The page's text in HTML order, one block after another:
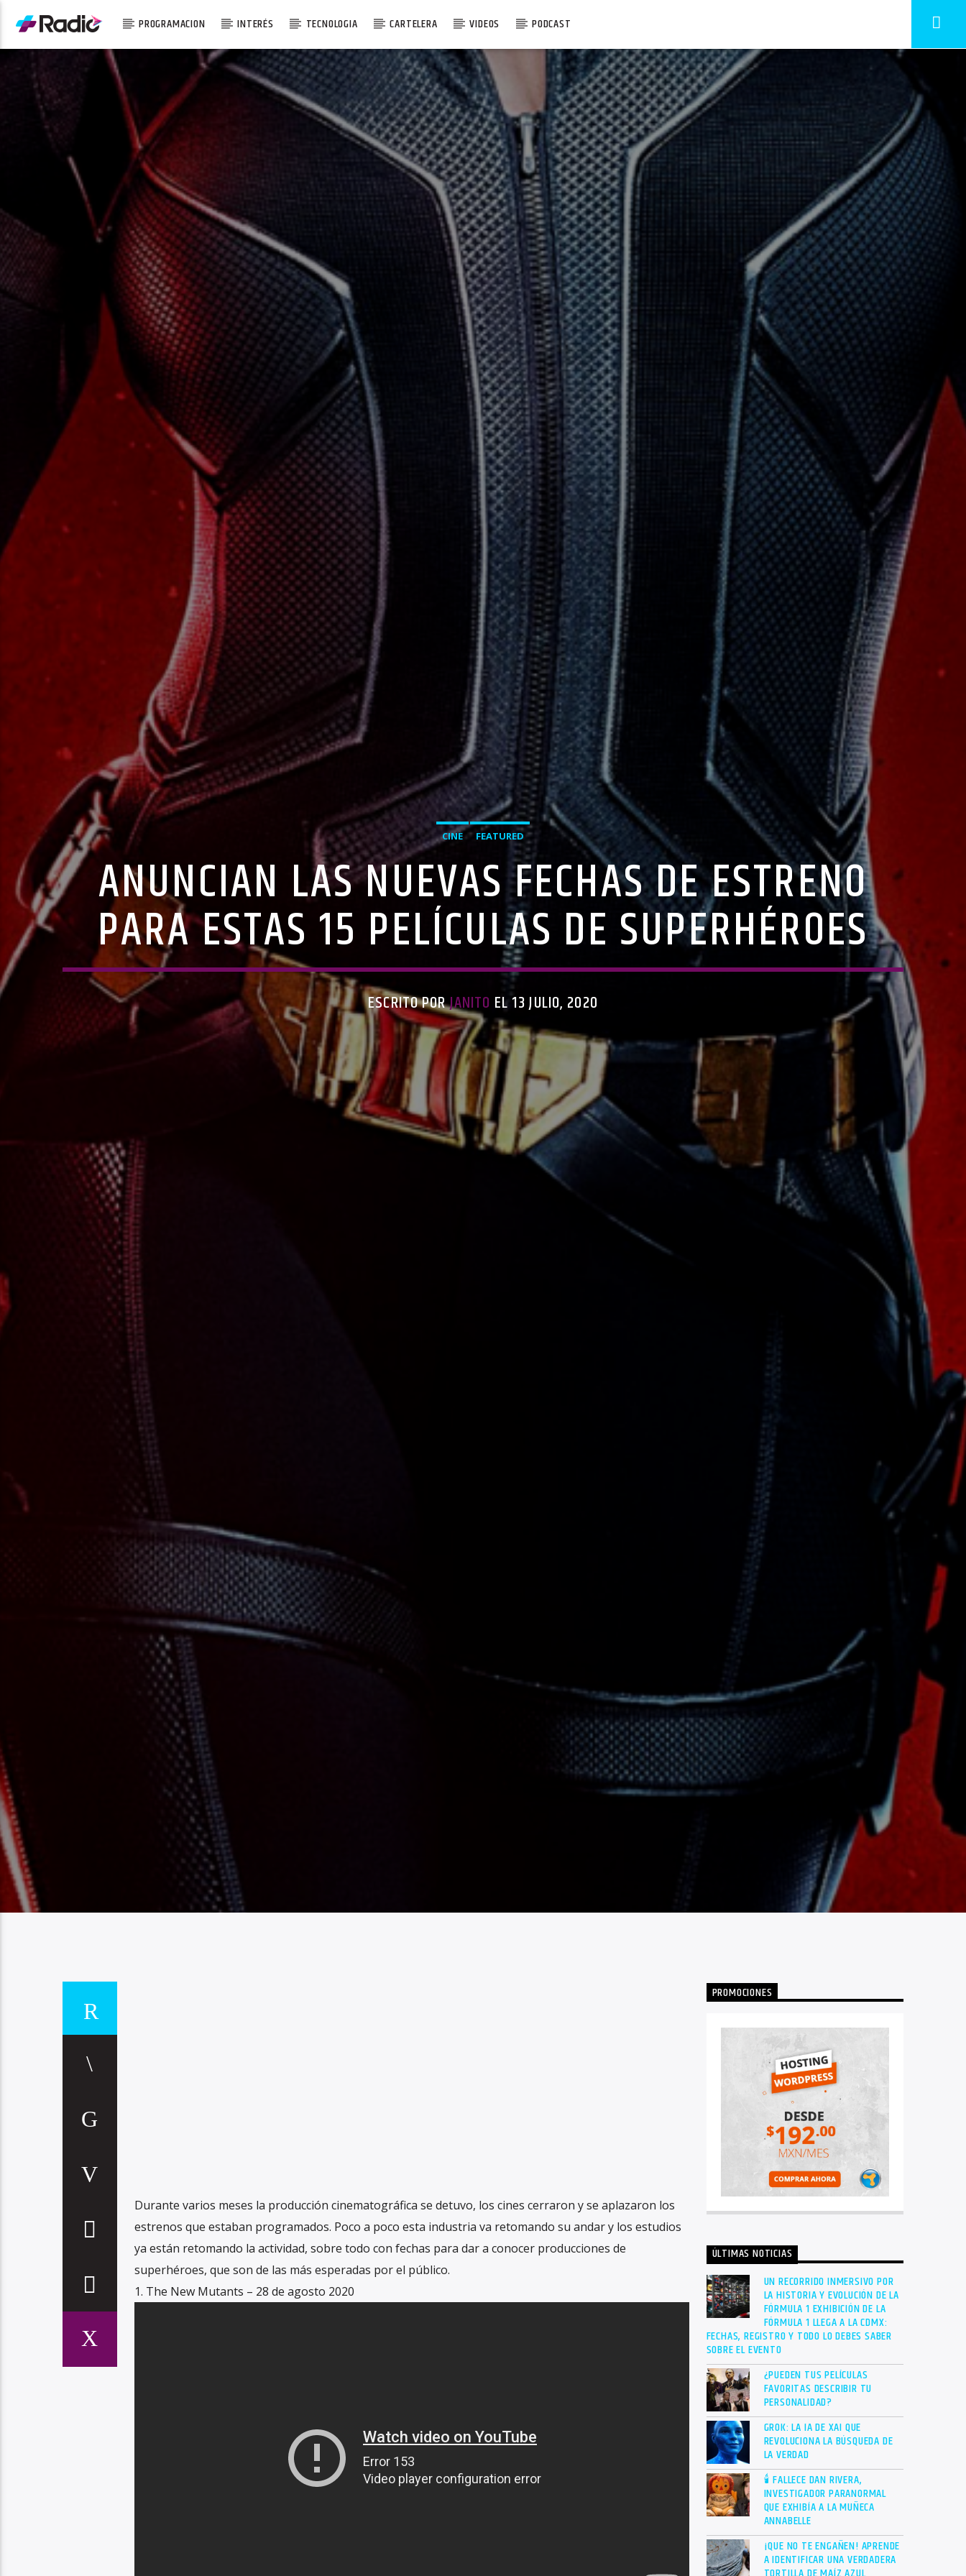
PROGRAMACION INTERÉS TECNOLOGIA CARTELERA VIDEOS PODCAST
CINE FEATURED
ANUNCIAN LAS NUEVAS FECHAS DE ESTRENO
PARA ESTAS 15 PELÍCULAS DE SUPERHÉROES
ESCRITO PORJANITO EL 13 JULIO, 2020
Durante varios meses la producción cinematográfica se detuvo, los cines cerraron y se aplazaron los
estrenos que estaban programados. Poco a poco esta industria va retomando su andar y los estudios
ya están retomando la actividad, sobre todo con fechas para dar a conocer producciones de
superhéroes, que son de las más esperadas por el público.
1. The New Mutants – 28 de agosto 2020
PROMOCIONES
ÚLTIMAS NOTICIAS
UN RECORRIDO INMERSIVO POR
LA HISTORIA Y EVOLUCIÓN DE LA
FÓRMULA 1 EXHIBICIÓN DE LA
FÓRMULA 1 LLEGA A LA CDMX:
FECHAS, REGISTRO Y TODO LO DEBES SABER
SOBRE EL EVENTO
¿PUEDEN TUS PELÍCULAS
FAVORITAS DESCRIBIR TU
PERSONALIDAD?
GROK: LA IA DE XAI QUE
REVOLUCIONA LA BÚSQUEDA DE
LA VERDAD
🕯 FALLECE DAN RIVERA,
INVESTIGADOR PARANORMAL
QUE EXHIBÍA A LA MUÑECA
ANNABELLE
¡QUE NO TE ENGAÑEN! APRENDE
A IDENTIFICAR UNA VERDADERA